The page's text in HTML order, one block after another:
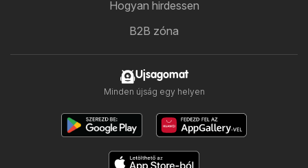
Hogyan hirdessen
B2B zóna
Ujsagomat
Minden újság egy helyen